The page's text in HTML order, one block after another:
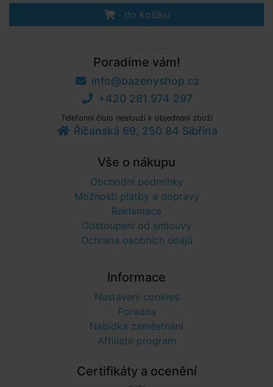
do košíku
Poradíme vám!
info@bazenyshop.cz
+420 281 974 297
Telefonní číslo neslouží k objednaní zboží
Říčanská 69, 250 84 Sibřina
Vše o nákupu
Obchodní podmínky
Možnosti platby a dopravy
Reklamace
Odstoupení od smlouvy
Ochrana osobních údajů
Informace
Nastavení cookies
Poradna
Nabídka zaměstnání
Affiliate program
Certifikáty a ocenění